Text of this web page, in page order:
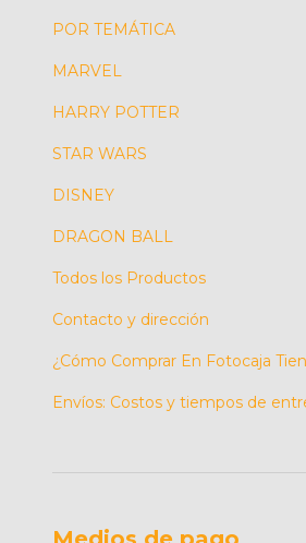
POR TEMÁTICA
MARVEL
HARRY POTTER
STAR WARS
DISNEY
DRAGON BALL
Todos los Productos
Contacto y dirección
¿Cómo Comprar En Fotocaja
Envíos: Costos y tiempos de